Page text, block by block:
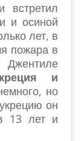
встретил
и осиной
лет, в
пожара в
и
но
он
13 лет и